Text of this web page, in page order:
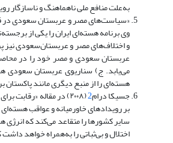
به‌علت منافع ملی ناهماهنگ و ناسازگار
«سیاست‌های مصر و عربستان سعودی در
وی برنامه هسته‌ای ایران را یکی از
و اختلاف‌های مصر و عربستان‌سعودی نیز
عربستان سعودی و مصر خود را در
می‌یابد. ج) سناریوی عربستان سعودی
هسته‌ای را از منبع دیگری مانند
جسیکا درام2 (۲۰۰۸) در مقاله
بر رویدادهای خاورمیانه و عواقب
سایر کشورها را متقاعد می‌کند که
اختلال و بی‌ثباتی را به‌همراه خواهد